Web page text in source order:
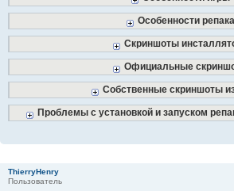
Особенности репака
Скриншоты
Официальные
Собственные скриншоты
Проблемы с установкой и запуском
ThierryHenry
Пользователь